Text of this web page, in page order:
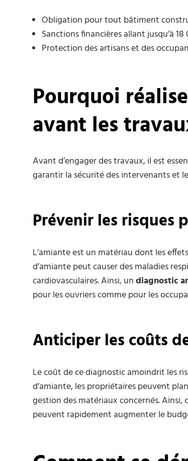
Obligation pour tout bâtiment
Sanctions financières allant jusqu’à
Protection des artisans et des
Pourquoi
avant les
Avant d’engager des travaux, il est
garantir la sécurité des intervenants et
Prévenir les risques
L’amiante est un matériau dont les
d’amiante peut causer des maladies
cardiovasculaires. Ainsi, undiagnostic
pour les ouvriers comme pour les
Anticiper les coûts
Le coût de ce diagnostic amoindrit les
d’amiante, les propriétaires peuvent
gestion des matériaux concernés. Ainsi,
peuvent rapidement augmenter le